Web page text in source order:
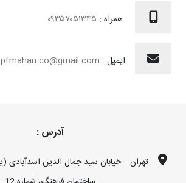
همراه :
ایمیل : pfmahan.co@gmail.com
آدرس :